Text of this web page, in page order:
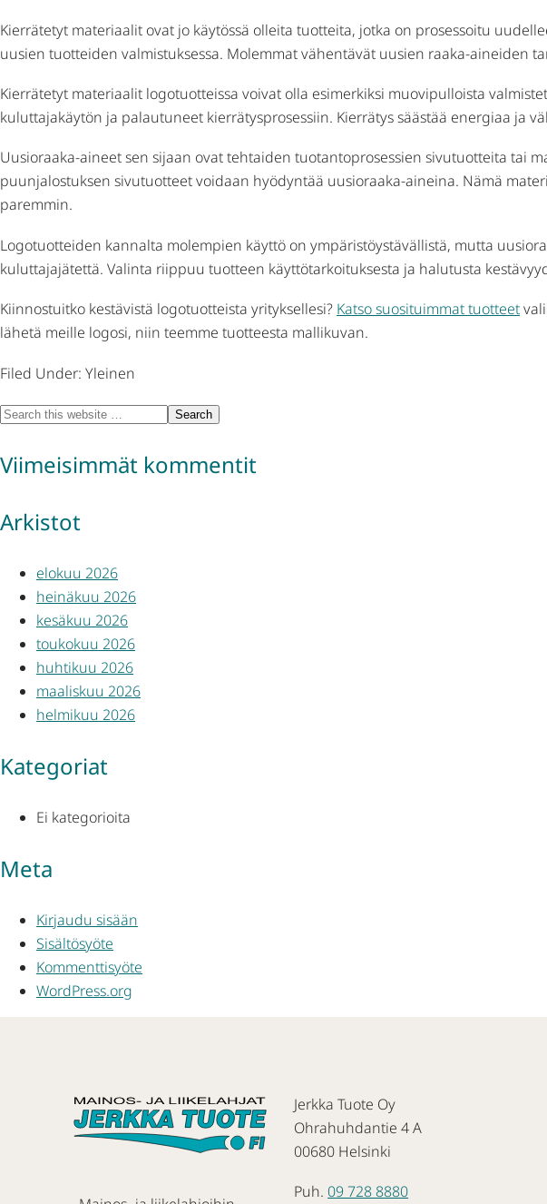
Kierrätetyt materiaalit ovat jo käytössä olleita tuotteita, jotka on prosessoitu
uusien tuotteiden valmistuksessa. Molemmat vähentävät uusien raaka-aineiden
Kierrätetyt materiaalit logotuotteissa voivat olla esimerkiksi muovipulloista
kuluttajakäytön ja palautuneet kierrätysprosessiin. Kierrätys säästää energiaa ja
Uusioraaka-aineet sen sijaan ovat tehtaiden tuotantoprosessien sivutuotteita tai
puunjalostuksen sivutuotteet voidaan hyödyntää uusioraaka-aineina. Nämä
paremmin.
Logotuotteiden kannalta molempien käyttö on ympäristöystävällistä, mutta
kuluttajajätettä. Valinta riippuu tuotteen käyttötarkoituksesta ja halutusta
Kiinnostuitko kestävistä logotuotteista yrityksellesi? Katso suosituimmat tuotteet
lähetä meille logosi, niin teemme tuotteesta mallikuvan.
Filed Under: Yleinen
Viimeisimmät kommentit
Arkistot
elokuu 2026
heinäkuu 2026
kesäkuu 2026
toukokuu 2026
huhtikuu 2026
maaliskuu 2026
helmikuu 2026
Kategoriat
Ei kategorioita
Meta
Kirjaudu sisään
Sisältösyöte
Kommenttisyöte
WordPress.org
Jerkka Tuote Oy
Ohrahuhdantie 4 A
00680 Helsinki
Puh. 09 728 8880